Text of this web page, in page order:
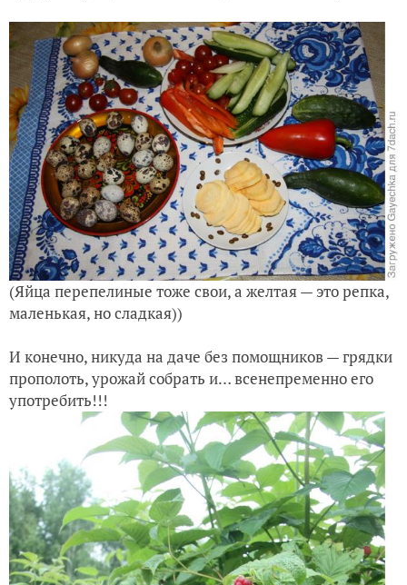
(Яйца перепелиные тоже свои, а желтая — это репка,
маленькая, но сладкая))
И конечно, никуда на даче без помощников — грядки
прополоть, урожай собрать и… всенепременно его
употребить!!!